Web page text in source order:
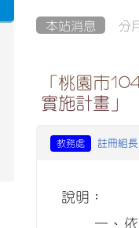
本站消息 分
「桃園市
實施計畫」
教務處 註冊組長
說明：
一、